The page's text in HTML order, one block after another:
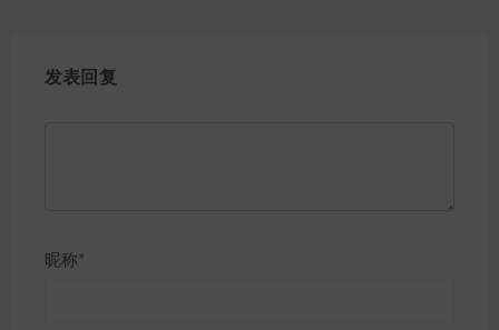
发表回复
昵称*